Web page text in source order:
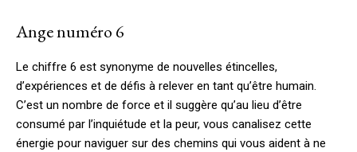
Ange numéro 6
Le chiffre 6 est synonyme de nouvelles étincelles,
d’expériences et de défis à relever en tant qu’être humain.
C’est un nombre de force et il suggère qu’au lieu d’être
consumé par l’inquiétude et la peur, vous canalisez cette
énergie pour naviguer sur des chemins qui vous aident à ne